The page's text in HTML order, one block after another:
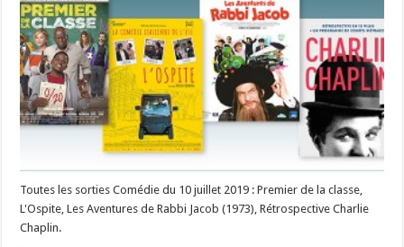
Toutes les sorties Comédie du 10 juillet 2019 : Premier de la classe,
L'Ospite, Les Aventures de Rabbi Jacob (1973), Rétrospective Charlie
Chaplin.